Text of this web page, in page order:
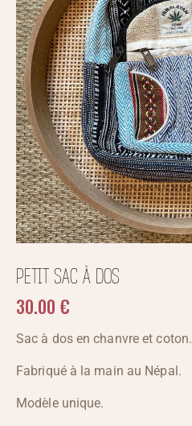
PETIT SAC À DOS
30.00 €
Sac à dos en chanvre et coton.
Fabriqué à la main au Népal.
Modèle unique.